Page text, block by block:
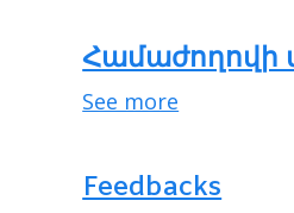
Համաժողովի
See more
Feedbacks